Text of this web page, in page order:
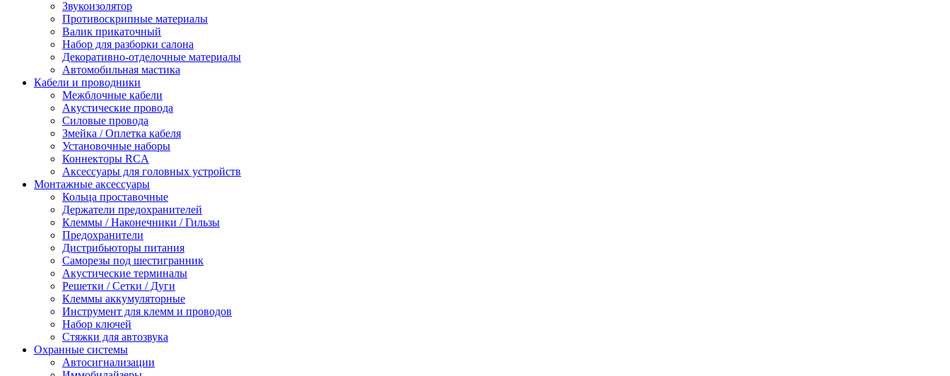
Звукоизолятор
Противоскрипные материалы
Валик прикаточный
Набор для разборки салона
Декоративно-отделочные материалы
Автомобильная мастика
Кабели и проводники
Межблочные кабели
Акустические провода
Силовые провода
Змейка / Оплетка кабеля
Установочные наборы
Коннекторы RCA
Аксессуары для головных устройств
Монтажные аксессуары
Кольца проставочные
Держатели предохранителей
Клеммы / Наконечники / Гильзы
Предохранители
Дистрибьюторы питания
Саморезы под шестигранник
Акустические терминалы
Решетки / Сетки / Дуги
Клеммы аккумуляторные
Инструмент для клемм и проводов
Набор ключей
Стяжки для автозвука
Охранные системы
Автосигнализации